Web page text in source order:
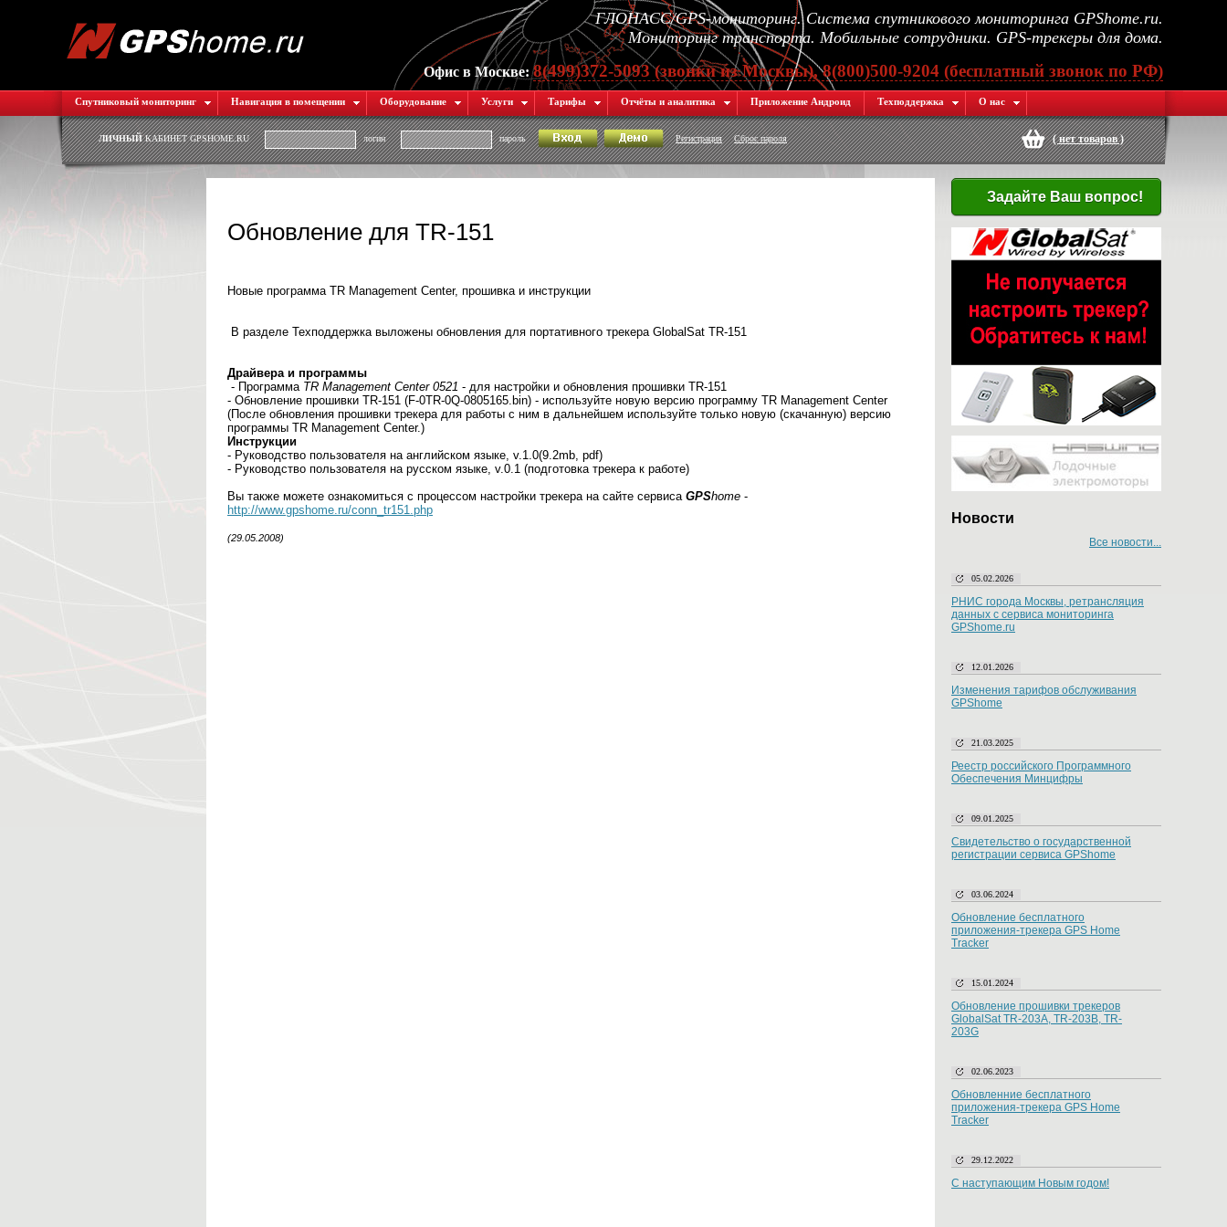
ГЛОНАСС/GPS-мониторинг. Система спутникового мониторинга GPShome.ru.
Мониторинг транспорта. Мобильные сотрудники. GPS-трекеры для дома.
Офис в Москве:8(499)372-5093 (звонки из Москвы), 8(800)500-9204 (бесплатный звонок по РФ)
Спутниковый мониторинг Навигация в помещении Оборудование Услуги Тарифы Отчёты и аналитика Приложение Андроид Техподдержка О нас
ЛИЧНЫЙКАБИНЕТ GPSHOME.RU логин пароль Регистрация Сброс пароля (нет товаров)
Обновление для TR-151
Новые программа TR Management Center, прошивка и инструкции
В разделе Техподдержка выложены обновления для портативного трекера GlobalSat TR-151
Драйвера и программы
- Программа TR Management Center 0521 - для настройки и обновления прошивки TR-151
- Обновление прошивки TR-151 (F-0TR-0Q-0805165.bin) - используйте новую версию программу TR Management Center
(После обновления прошивки трекера для работы с ним в дальнейшем используйте только новую (скачанную) версию
программы TR Management Center.)
Инструкции
- Руководство пользователя на английском языке, v.1.0(9.2mb, pdf)
- Руководство пользователя на русском языке, v.0.1 (подготовка трекера к работе)
Вы также можете ознакомиться с процессом настройки трекера на сайте сервиса GPShome -
http://www.gpshome.ru/conn_tr151.php
(29.05.2008)
Задайте Ваш вопрос!
Новости
Все новости...
05.02.2026
РНИС города Москвы, ретрансляция
данных с сервиса мониторинга
GPShome.ru
12.01.2026
Изменения тарифов обслуживания
GPShome
21.03.2025
Реестр российского Программного
Обеспечения Минцифры
09.01.2025
Свидетельство о государственной
регистрации сервиса GPShome
03.06.2024
Обновление бесплатного
приложения-трекера GPS Home
Tracker
15.01.2024
Обновление прошивки трекеров
GlobalSat TR-203A, TR-203B, TR-
203G
02.06.2023
Обновленние бесплатного
приложения-трекера GPS Home
Tracker
29.12.2022
С наступающим Новым годом!